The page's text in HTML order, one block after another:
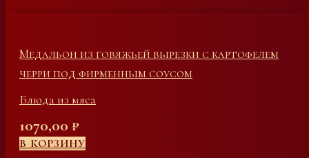
Медальон из говяжьей вырезки с картофелем
черри под фирменным соусом
Блюда из мяса
1070,00 ₽
В КОРЗИНУ